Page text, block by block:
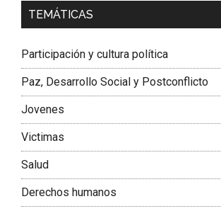
Dra. Carolina Corcho Mejía,
Latinoamericana Sur, Vicepresidenta
TEMÁTICAS
Participación y cultura política
Paz, Desarrollo Social y Postconflicto
Jovenes
Victimas
Salud
Derechos humanos